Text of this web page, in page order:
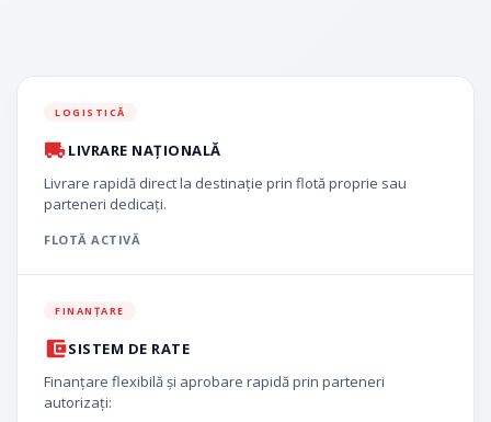
LOGISTICĂ
LIVRARE NAȚIONALĂ
Livrare rapidă direct la destinație prin flotă proprie sau
parteneri dedicați.
FLOTĂ ACTIVĂ
FINANȚARE
SISTEM DE RATE
Finanțare flexibilă și aprobare rapidă prin parteneri
autorizați: